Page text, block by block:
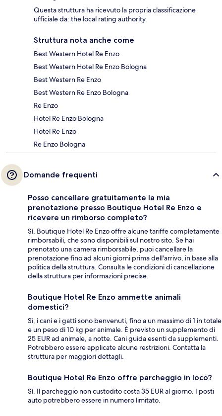
Questa struttura ha ricevuto la propria classificazione
ufficiale da: the local rating authority.
Struttura nota anche come
Best Western Hotel Re Enzo
Best Western Hotel Re Enzo Bologna
Best Western Re Enzo
Best Western Re Enzo Bologna
Re Enzo
Hotel Re Enzo Bologna
Hotel Re Enzo
Re Enzo Bologna
Domande frequenti
Posso cancellare gratuitamente la mia
prenotazione presso Boutique Hotel Re Enzo e
ricevere un rimborso completo?
Sì, Boutique Hotel Re Enzo offre alcune tariffe completamente
rimborsabili, che sono disponibili sul nostro sito. Se hai
prenotato una camera rimborsabile, puoi cancellare la
prenotazione fino ad alcuni giorni prima dell'arrivo, in base alla
politica della struttura. Consulta le condizioni di cancellazione
della struttura per informazioni precise.
Boutique Hotel Re Enzo ammette animali
domestici?
Sì, i cani e i gatti sono benvenuti, fino a un massimo di 1 in totale
e un peso di 10 kg per animale. È previsto un supplemento di
25 EUR ad animale, a notte. Cani guida esenti da supplementi.
Potrebbero essere applicate alcune restrizioni. Contatta la
struttura per maggiori dettagli.
Boutique Hotel Re Enzo offre parcheggio in loco?
Sì. Il parcheggio non custodito costa 35 EUR al giorno. I posti
auto potrebbero essere in numero limitato.